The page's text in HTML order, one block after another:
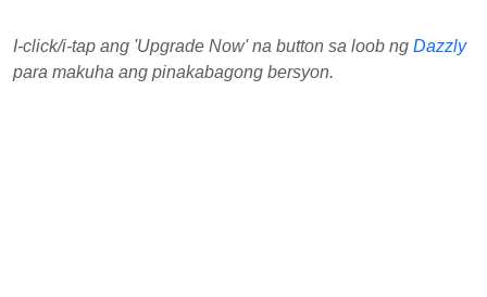
I-click/i-tap ang 'Upgrade Now' na button sa loob ng Dazzly
para makuha ang pinakabagong bersyon.